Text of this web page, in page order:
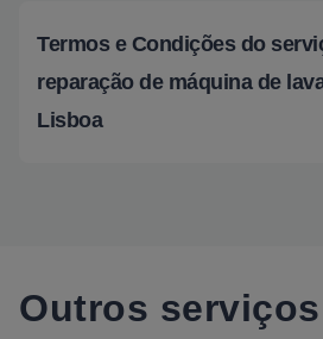
Termos e Condições do
reparação de máquina de
Lisboa
Outros serviços